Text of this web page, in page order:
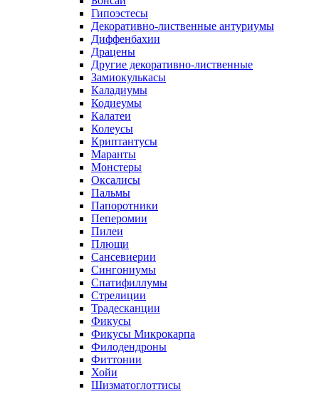
Гипоэстесы
Декоративно-лиственные антуриумы
Диффенбахии
Драцены
Другие декоративно-лиственные
Замиокулькасы
Каладиумы
Кодиеумы
Калатеи
Колеусы
Криптантусы
Маранты
Монстеры
Оксалисы
Пальмы
Папоротники
Пеперомии
Пилеи
Плющи
Сансевиерии
Сингониумы
Спатифиллумы
Стрелиции
Традесканции
Фикусы
Фикусы Микрокарпа
Филодендроны
Фиттонии
Хойи
Шизматоглоттисы